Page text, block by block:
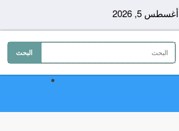
أغسطس 5, 2026